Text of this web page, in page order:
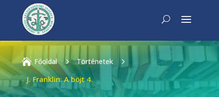
 Főoldal 5 Történetek
5
J. Franklin: A böjt 4.